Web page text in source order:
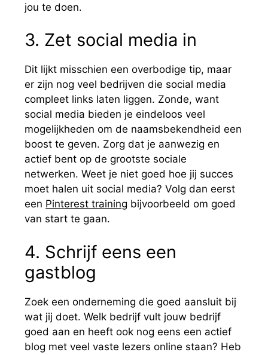
jou te doen.
3. Zet social media in
Dit lijkt misschien een overbodige tip, maar
er zijn nog veel bedrijven die social media
compleet links laten liggen. Zonde, want
social media bieden je eindeloos veel
mogelijkheden om de naamsbekendheid een
boost te geven. Zorg dat je aanwezig en
actief bent op de grootste sociale
netwerken. Weet je niet goed hoe jij succes
moet halen uit social media? Volg dan eerst
een Pinterest training bijvoorbeeld om goed
van start te gaan.
4. Schrijf eens een
gastblog
Zoek een onderneming die goed aansluit bij
wat jij doet. Welk bedrijf vult jouw bedrijf
goed aan en heeft ook nog eens een actief
blog met veel vaste lezers online staan? Heb